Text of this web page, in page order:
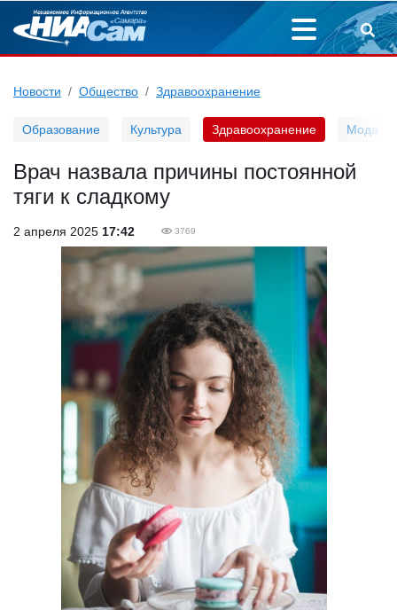
Новости Общество Здравоохранение
Образование Культура Здравоохранение Мода
Врач назвала причины постоянной
тяги к сладкому
2 апреля 2025 17:42 3769